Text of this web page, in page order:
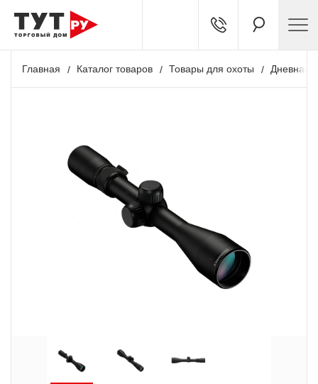
Главная Каталог товаров Товары для охоты Дневная